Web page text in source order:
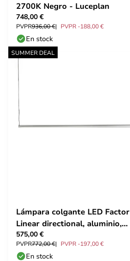
2700K Negro - Luceplan
748,00 €
PVPR936,00 € PVPR -188,00 €
En stock
SUMMER DEAL
Lámpara colgante LED Factor
Linear directional, aluminio,
giratoria - HAY
575,00 €
PVPR772,00 € PVPR -197,00 €
En stock